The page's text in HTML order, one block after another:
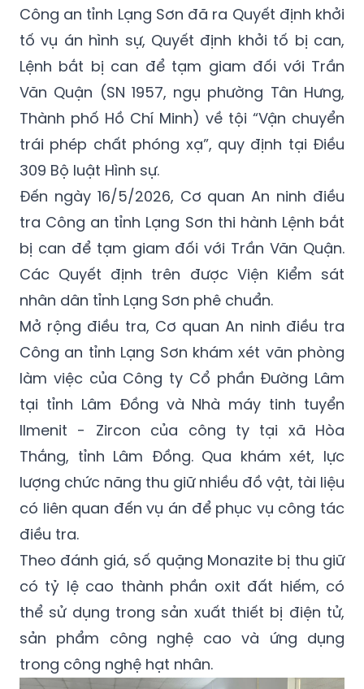
Công an tỉnh Lạng Sơn đã ra Quyết định khởi
tố vụ án hình sự, Quyết định khởi tố bị can,
Lệnh bắt bị can để tạm giam đối với Trần
Văn Quận (SN 1957, ngụ phường Tân Hưng,
Thành phố Hồ Chí Minh) về tội “Vận chuyển
trái phép chất phóng xạ”, quy định tại Điều
309 Bộ luật Hình sự.
Đến ngày 16/5/2026, Cơ quan An ninh điều
tra Công an tỉnh Lạng Sơn thi hành Lệnh bắt
bị can để tạm giam đối với Trần Văn Quận.
Các Quyết định trên được Viện Kiểm sát
nhân dân tỉnh Lạng Sơn phê chuẩn.
Mở rộng điều tra, Cơ quan An ninh điều tra
Công an tỉnh Lạng Sơn khám xét văn phòng
làm việc của Công ty Cổ phần Đường Lâm
tại tỉnh Lâm Đồng và Nhà máy tinh tuyển
Ilmenit - Zircon của công ty tại xã Hòa
Thắng, tỉnh Lâm Đồng. Qua khám xét, lực
lượng chức năng thu giữ nhiều đồ vật, tài liệu
có liên quan đến vụ án để phục vụ công tác
điều tra.
Theo đánh giá, số quặng Monazite bị thu giữ
có tỷ lệ cao thành phần oxit đất hiếm, có
thể sử dụng trong sản xuất thiết bị điện tử,
sản phẩm công nghệ cao và ứng dụng
trong công nghệ hạt nhân.